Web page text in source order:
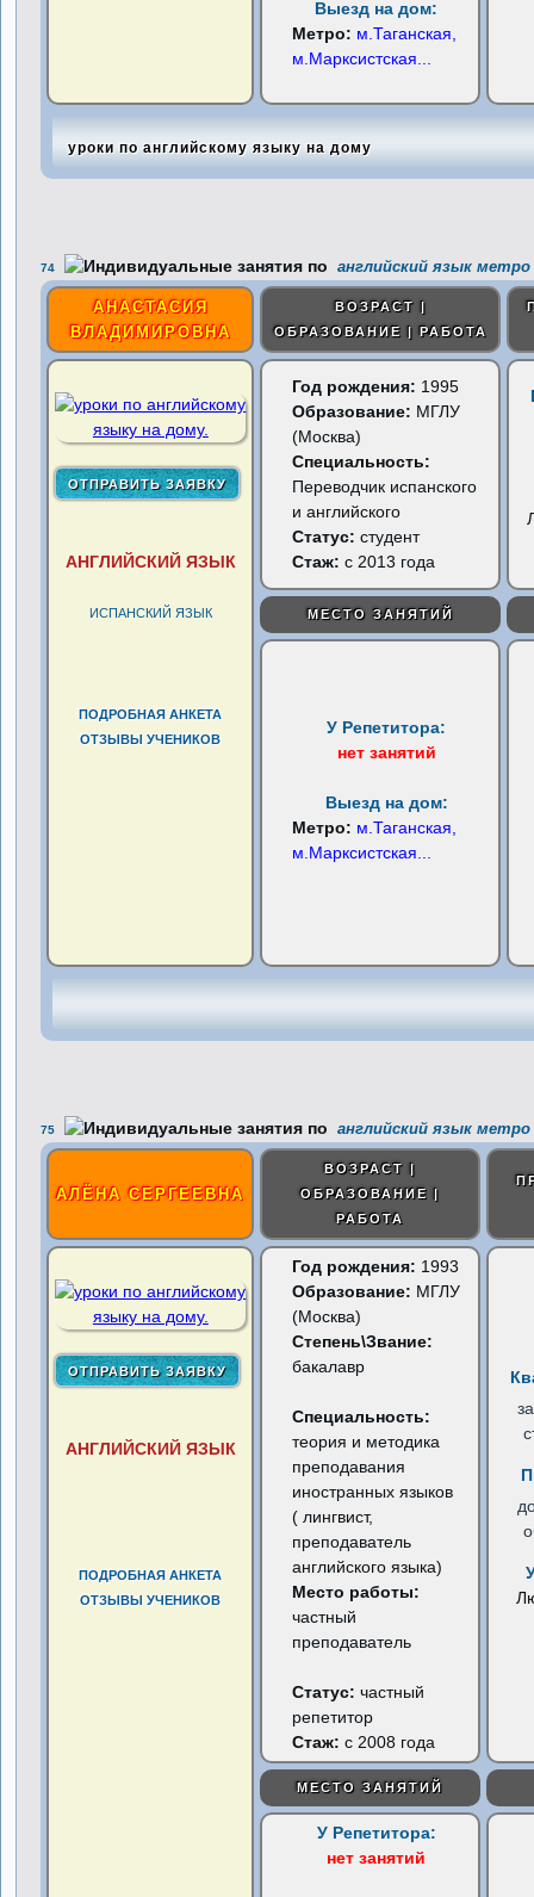
Выезд на дом:
Метро: м.Таганская,
м.Марксистская
уроки по английскому языку на дому
74 английский язык
АНАСТАСИЯ
ВЛАДИМИРОВНА
ВОЗРАСТ |
ОБРАЗОВАНИЕ | РАБОТА
АНГЛИЙСКИЙ ЯЗЫК
ИСПАНСКИЙ ЯЗЫК
ПОДРОБНАЯ АНКЕТА
ОТЗЫВЫ УЧЕНИКОВ
Год рождения: 1995
Образование: МГЛУ
(Москва)
Специальность:
Переводчик испанского
и английского
Статус:студент
Стаж: с 2013 года
МЕСТО ЗАНЯТИЙ
У Репетитора:
нет занятий
Выезд на дом:
Метро: м.Таганская,
м.Марксистская
75 английский язык
АЛЁНА СЕРГЕЕВНА
ВОЗРАСТ |
ОБРАЗОВАНИЕ |
РАБОТА
АНГЛИЙСКИЙ ЯЗЫК
ПОДРОБНАЯ АНКЕТА
ОТЗЫВЫ УЧЕНИКОВ
Год рождения: 1993
Образование: МГЛУ
(Москва)
Степень\Звание:
бакалавр
Специальность:
теория и методика
преподавания
иностранных языков
( лингвист,
преподаватель
английского языка)
Место работы:
частный
преподаватель
Статус:частный
репетитор
Стаж: с 2008 года
МЕСТО ЗАНЯТИЙ
У Репетитора:
нет занятий